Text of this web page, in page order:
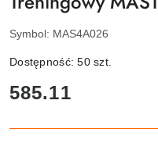
Symbol: MAS4A026
Dostępność:50szt.
cena:
585.11